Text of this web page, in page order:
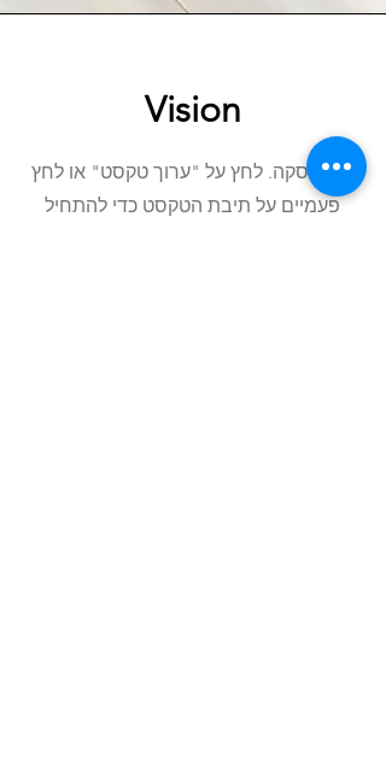
Vision
זוהי פסקה. לחץ על "ערוך טקסט" או לחץ
פעמיים על תיבת הטקסט כדי להתחיל